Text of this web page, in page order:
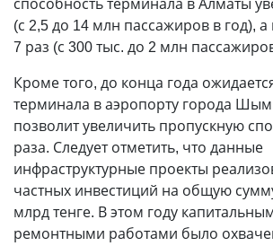
(с 2,5 до 14 млн пассажиров в год),
7 раз (с 300 тыс. до 2 млн
Кроме того, до конца года
терминала в аэропорту города
позволит увеличить пропускную
раза. Следует отметить, что данные
инфраструктурные проекты
частных инвестиций на общую
млрд тенге. В этом году
ремонтными работами было